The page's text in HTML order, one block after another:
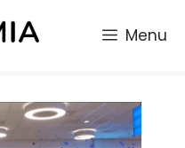
Menu